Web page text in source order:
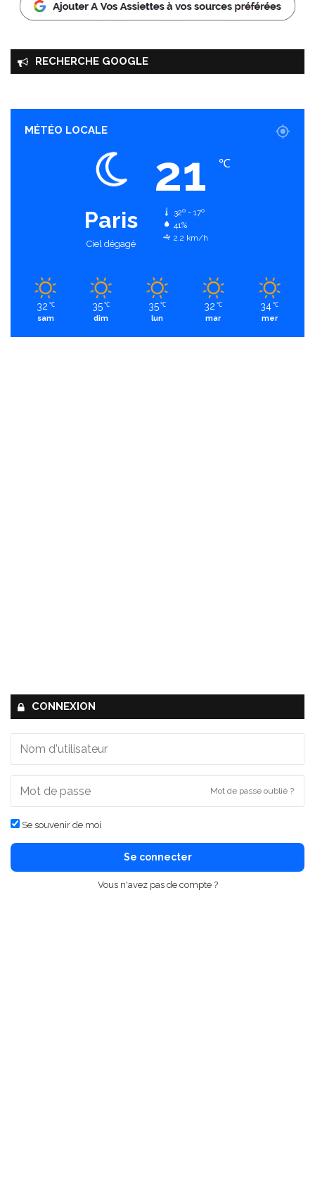
RECHERCHE GOOGLE
MÉTÉO LOCALE
Paris
Ciel dégagé
21 ℃
32º - 17º
41%
2.2 km/h
32 ℃
sam
35 ℃
dim
35 ℃
lun
32 ℃
mar
34 ℃
mer
CONNEXION
Mot de passe oublié ?
Se souvenir de moi
Se connecter
Vous n'avez pas de compte ?